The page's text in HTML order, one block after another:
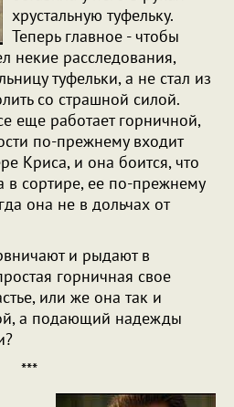
хрустальную туфельку.
Теперь главное - чтобы
некие расследования,
туфельки, а не стал из
со страшной силой.
еще работает горничной,
по-прежнему входит
Криса, и она боится, что
в сортире, ее по-прежнему
она не в дольчах от
и рыдают в
горничная свое
или же она так и
а подающий надежды
***